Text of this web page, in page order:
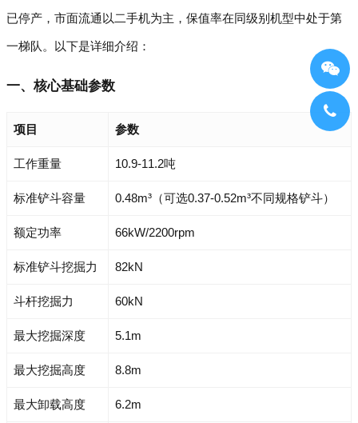
已停产，市面流通以二手机为主，保值率在同级别机型中处于第
一梯队。以下是详细介绍：
一、核心基础参数
项目 参数
工作重量 10.9-11.2吨
标准铲斗容量 0.48m³（可选0.37-0.52m³不同规格铲斗）
额定功率 66kW/2200rpm
标准铲斗挖掘力 82kN
斗杆挖掘力 60kN
最大挖掘深度 5.1m
最大挖掘高度 8.8m
最大卸载高度 6.2m